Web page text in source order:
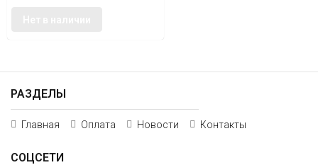
РАЗДЕЛЫ
Главная Оплата Новости Контакты
СОЦСЕТИ